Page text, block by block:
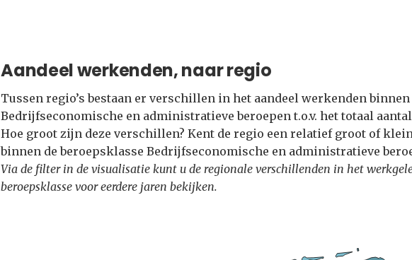
Aandeel werkenden, naar regio
Tussen regio’s bestaan er verschillen in het aandeel werkenden
Bedrijfseconomische en administratieve beroepen t.o.v. het totaal
Hoe groot zijn deze verschillen? Kent de regio een relatief groot of
binnen de beroepsklasse Bedrijfseconomische en administratieve
Via de filter in de visualisatie kunt u de regionale verschillenden in het
beroepsklasse voor eerdere jaren bekijken.